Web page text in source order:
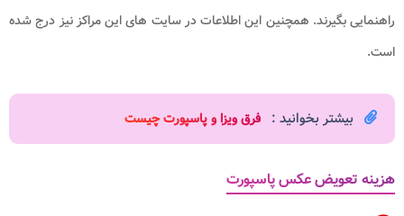
راهنمایی بگیرند. همچنین این اطلاعات در سایت های این مراکز نیز درج شده
است.
بیشتر بخوانید : فرق ویزا و پاسپورت چیست
هزینه تعویض عکس پاسپورت